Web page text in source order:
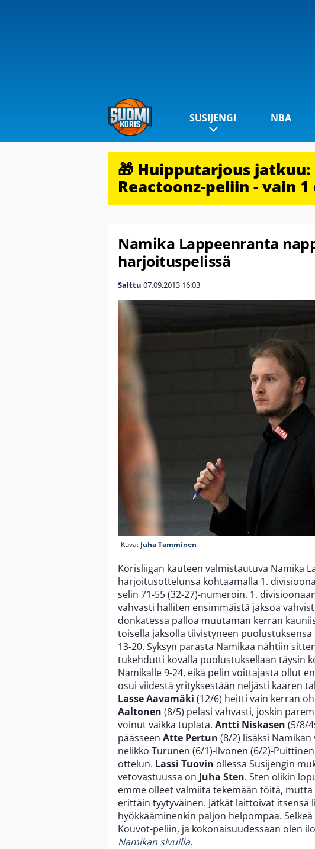
SUSIJENGI NBA
🎁 Huipputarjous
Reactoonz-peliin - vain
Namika Lappeenranta
harjoituspelissä
Salttu 07.09.2013 16:03
Kuva: Juha Tamminen
Korisliigan kauteen valmistautuva Namika
harjoitusottelunsa kohtaamalla 1.
selin 71-55 (32-27)-numeroin. 1.
vahvasti halliten ensimmäistä jaksoa
donkatessa palloa muutaman kerran
toisella jaksolla tiivistyneen
13-20. Syksyn parasta Namikaa nähtiin
tukehdutti kovalla puolustuksellaan täysin
Namikalle 9-24, eikä pelin voittajasta ollut
osui viidestä yrityksestään neljästi kaaren
Lasse Aavamäki (12/6) heitti vain kerran
Aaltonen (8/5) pelasi vahvasti, joskin
voinut vaikka tuplata. Antti Niskasen (5/8/
päässeen Atte Pertun (8/2) lisäksi
nelikko Turunen (6/1)-Ilvonen (6/2)-
ottelun. Lassi Tuovin ollessa Susijengin
vetovastuussa on Juha Sten. Sten olikin
emme olleet valmiita tekemään töitä,
erittäin tyytyväinen. Jätkät laittoivat
hyökkääminenkin paljon helpompaa.
Kouvot-peliin, ja kokonaisuudessaan olen
Namikan sivuilla.